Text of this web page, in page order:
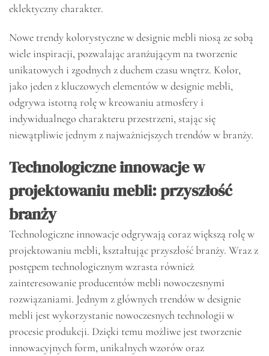
eklektyczny charakter.
Nowe trendy kolorystyczne w designie mebli niosą ze sobą
wiele inspiracji, pozwalając aranżującym na tworzenie
unikatowych i zgodnych z duchem czasu wnętrz. Kolor,
jako jeden z kluczowych elementów w designie mebli,
odgrywa istotną rolę w kreowaniu atmosfery i
indywidualnego charakteru przestrzeni, stając się
niewątpliwie jednym z najważniejszych trendów w branży.
Technologiczne innowacje w
projektowaniu mebli: przyszłość
branży
Technologiczne innowacje odgrywają coraz większą rolę w
projektowaniu mebli, kształtując przyszłość branży. Wraz z
postępem technologicznym wzrasta również
zainteresowanie producentów mebli nowoczesnymi
rozwiązaniami. Jednym z głównych trendów w designie
mebli jest wykorzystanie nowoczesnych technologii w
procesie produkcji. Dzięki temu możliwe jest tworzenie
innowacyjnych form, unikalnych wzorów oraz